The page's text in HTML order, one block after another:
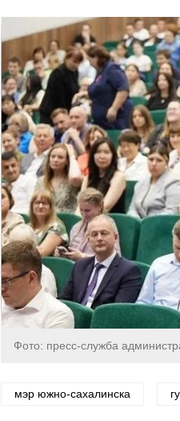
Фото: пресс-служба
мэр южно-сахалинска